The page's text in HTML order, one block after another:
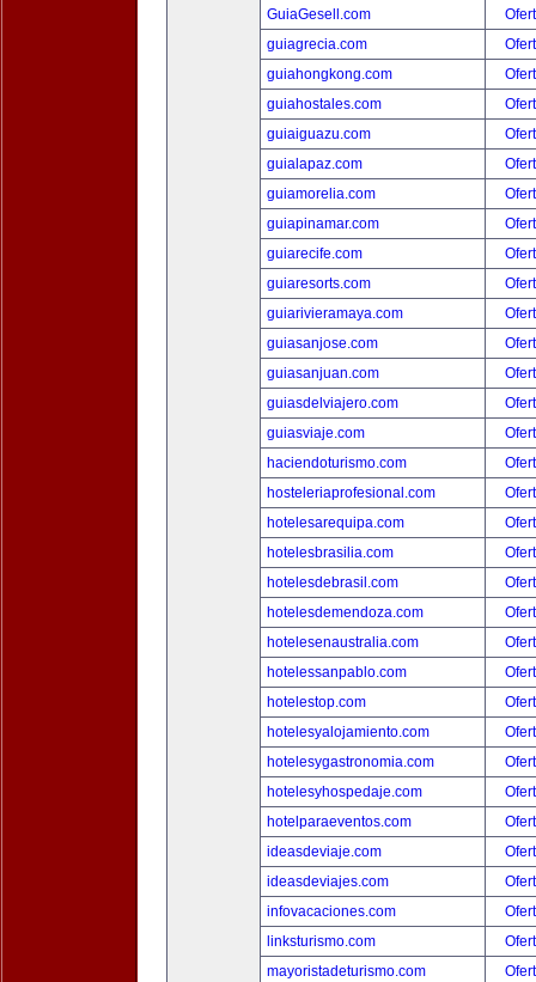
GuiaGesell.com
guiagrecia.com
guiahongkong.com
guiahostales.com
guiaiguazu.com
guialapaz.com
guiamorelia.com
guiapinamar.com
guiarecife.com
guiaresorts.com
guiarivieramaya.com
guiasanjose.com
guiasanjuan.com
guiasdelviajero.com
guiasviaje.com
haciendoturismo.com
hosteleriaprofesional.com
hotelesarequipa.com
hotelesbrasilia.com
hotelesdebrasil.com
hotelesdemendoza.com
hotelesenaustralia.com
hotelessanpablo.com
hotelestop.com
hotelesyalojamiento.com
hotelesygastronomia.com
hotelesyhospedaje.com
hotelparaeventos.com
ideasdeviaje.com
ideasdeviajes.com
infovacaciones.com
linksturismo.com
mayoristadeturismo.com